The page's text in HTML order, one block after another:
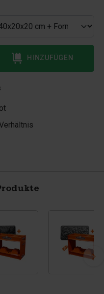
HINZUFÜGEN